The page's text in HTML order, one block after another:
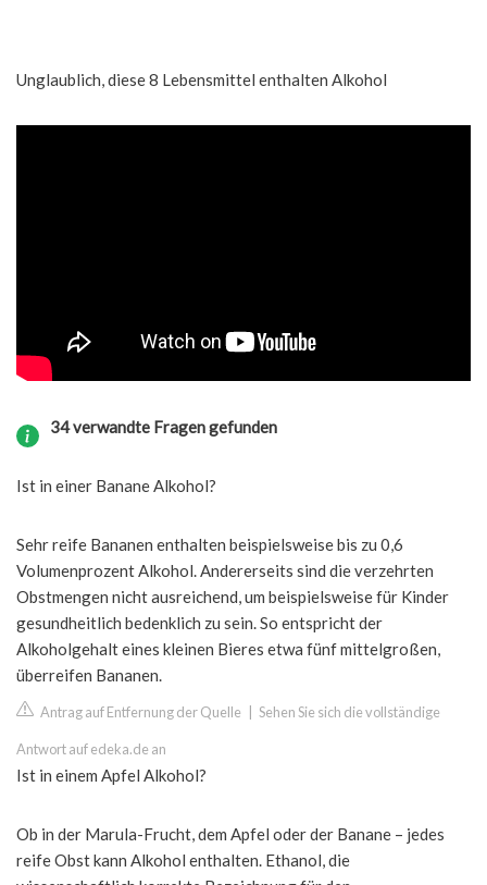
Unglaublich, diese 8 Lebensmittel enthalten Alkohol
34 verwandte Fragen gefunden
Ist in einer Banane Alkohol?
Sehr reife Bananen enthalten beispielsweise bis zu 0,6
Volumenprozent Alkohol. Andererseits sind die verzehrten
Obstmengen nicht ausreichend, um beispielsweise für Kinder
gesundheitlich bedenklich zu sein. So entspricht der
Alkoholgehalt eines kleinen Bieres etwa fünf mittelgroßen,
überreifen Bananen.
Antrag auf Entfernung der Quelle Sehen Sie sich die vollständige
Antwort auf edeka.de an
Ist in einem Apfel Alkohol?
Ob in der Marula-Frucht, dem Apfel oder der Banane – jedes
reife Obst kann Alkohol enthalten. Ethanol, die